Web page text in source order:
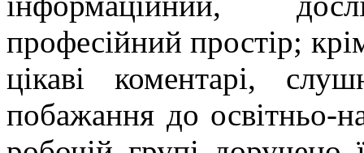
професійний простір;
цікаві коментарі,
побажання до освітньо-